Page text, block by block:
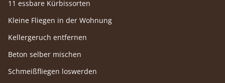
11 essbare Kürbissorten
Kleine Fliegen in der Wohnung
Kellergeruch entfernen
Beton selber mischen
Schmeißfliegen loswerden